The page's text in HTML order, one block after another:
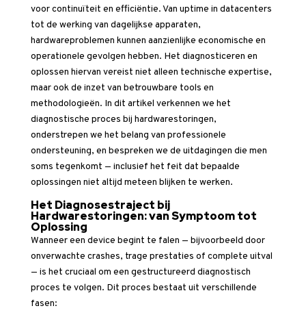
voor continuïteit en efficiëntie. Van uptime in datacenters
tot de werking van dagelijkse apparaten,
hardwareproblemen kunnen aanzienlijke economische en
operationele gevolgen hebben. Het diagnosticeren en
oplossen hiervan vereist niet alleen technische expertise,
maar ook de inzet van betrouwbare tools en
methodologieën. In dit artikel verkennen we het
diagnostische proces bij hardwarestoringen,
onderstrepen we het belang van professionele
ondersteuning, en bespreken we de uitdagingen die men
soms tegenkomt — inclusief het feit dat bepaalde
oplossingen niet altijd meteen blijken te werken.
Het Diagnosestraject bij
Hardwarestoringen: van Symptoom tot
Oplossing
Wanneer een device begint te falen — bijvoorbeeld door
onverwachte crashes, trage prestaties of complete uitval
— is het cruciaal om een gestructureerd diagnostisch
proces te volgen. Dit proces bestaat uit verschillende
fasen: